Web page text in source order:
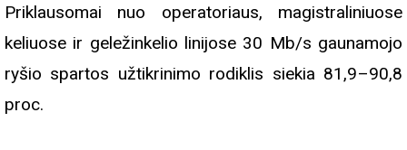
Priklausomai nuo operatoriaus, magistraliniuose
keliuose ir geležinkelio linijose 30 Mb/s gaunamojo
ryšio spartos užtikrinimo rodiklis siekia 81,9–90,8
proc.